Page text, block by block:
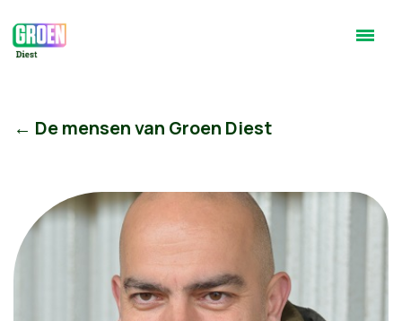
← De mensen van Groen Diest